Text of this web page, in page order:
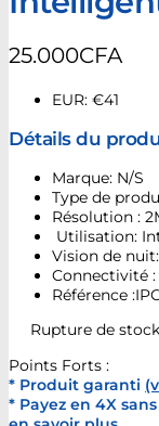
25.000CFA
EUR: €41
Détails du
Marque: N/S
Type de
Résolution :
Utilisation:
Vision de
Connectivité :
Référence
Rupture de stock
Points Forts :
* Produit garanti
* Payez en 4X